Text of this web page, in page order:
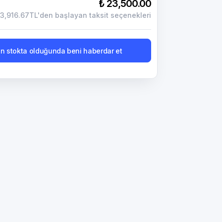
₺ 23,500.00
3,916.67TL'den başlayan taksit seçenekleri
stokta olduğunda beni haberdar et